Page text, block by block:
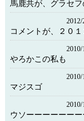
馬鹿共が、グラセフ
2012/
コメントが、２０
2010/
やろかこの私も
2010/
マジスゴ
2010/
ウソーーーーーー